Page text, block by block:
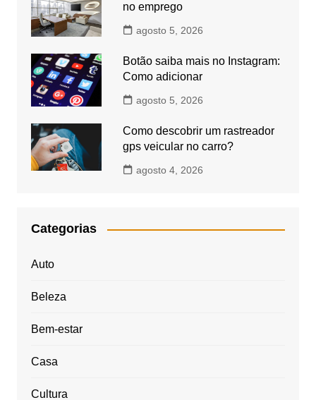
no emprego
agosto 5, 2026
Botão saiba mais no Instagram:
Como adicionar
agosto 5, 2026
Como descobrir um rastreador
gps veicular no carro?
agosto 4, 2026
Categorias
Auto
Beleza
Bem-estar
Casa
Cultura